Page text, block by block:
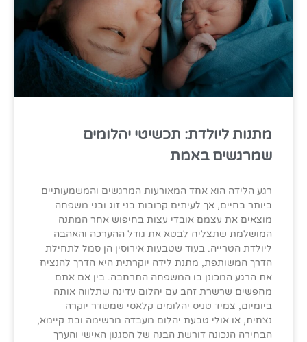
מתנות ליולדת: תכשיטי יהלומים
שמרגשים באמת
רגע הלידה הוא אחד המאורעות המרגשים והמשמעותיים
ביותר בחיים, אך לעיתים קרובות בני זוג ובני משפחה
מוצאים את עצמם אובדי עצות בחיפוש אחר המתנה
המושלמת שתצליח לבטא את גודל ההערכה והאהבה
ליולדת הטרייה. בעוד שטבעות אירוסין הן סמל לתחילת
הדרך המשותפת, מתנת לידה יוקרתית היא הדרך להנציח
את הרגע המכונן בו המשפחה התרחבה. בין אם אתם
מחפשים שרשרת זהב עם יהלום עדינה שתלווה אותה
ביומיום, צמיד טניס יהלומים קלאסי שמשדר יוקרה
נצחית, או אולי טבעת יהלום מעבדה מרשימה ובת קיימא,
הבחירה הנכונה דורשת הבנה של הסגנון האישי והערך